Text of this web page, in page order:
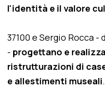
l'identità e il valore
37100 e Sergio Rocca
- progettano e
ristrutturazioni di
e allestimenti museali.